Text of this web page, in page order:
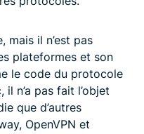
mais il n’est pas
plateformes et son
le code du protocole
il n’a pas fait l’objet
que d’autres
OpenVPN et